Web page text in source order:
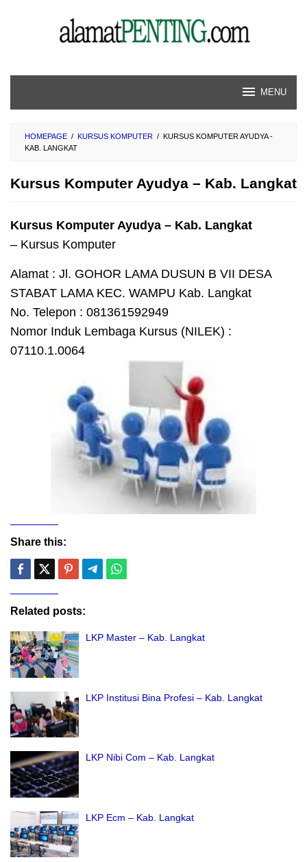
MENU
HOMEPAGE / KURSUS KOMPUTER / KURSUS KOMPUTER AYUDYA -
KAB. LANGKAT
Kursus Komputer Ayudya – Kab. Langkat
Kursus Komputer Ayudya – Kab. Langkat
– Kursus Komputer
Alamat : Jl. GOHOR LAMA DUSUN B VII DESA
STABAT LAMA KEC. WAMPU Kab. Langkat
No. Telepon : 081361592949
Nomor Induk Lembaga Kursus (NILEK) :
07110.1.0064
Share this:
Related posts:
LKP Master – Kab. Langkat
LKP Institusi Bina Profesi – Kab. Langkat
LKP Nibi Com – Kab. Langkat
LKP Ecm – Kab. Langkat